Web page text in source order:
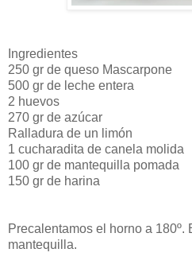
Ingredientes
250 gr de queso Mascarpone
500 gr de leche entera
2 huevos
270 gr de azúcar
Ralladura de un limón
1 cucharadita de canela molida
100 gr de mantequilla pomada
150 gr de harina
Precalentamos el horno a 180º.
mantequilla.